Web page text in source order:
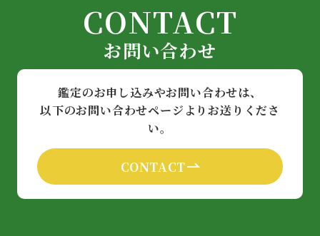
CONTACT
お問い合わせ
鑑定のお申し込みやお問い合わせは、
以下のお問い合わせページよりお送りくださ
い。
CONTACT